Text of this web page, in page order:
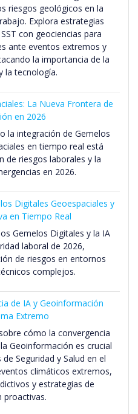
riesgos geológicos en la
Explora estrategias
con geociencias para
ante eventos extremos y
la importancia de la
la tecnología.
La Nueva Frontera de
en 2026
la integración de Gemelos
en tiempo real está
de riesgos laborales y la
en 2026.
Digitales Geoespaciales y
en Tiempo Real
Gemelos Digitales y la IA
laboral de 2026,
de riesgos en entornos
complejos.
de IA y Geoinformación
Extremo
cómo la convergencia
Geoinformación es crucial
Seguridad y Salud en el
climáticos extremos,
y estrategias de
proactivas.